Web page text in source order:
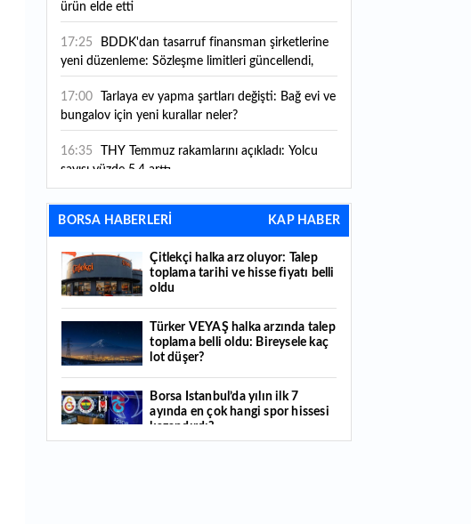
ürün elde etti
17:25
yeni düzenleme: Sözleşme limitleri güncellendi,
yeni kurallar yürürlüğe girdi
17:00
bungalov için yeni kurallar neler?
16:35
sayısı yüzde 5,4 arttı
16:27 Piyasaların beklediği veri geldi: ABD tarım
dışı istihdam rakamları açıklandı
16:24 Çitlekçi halka arz oluyor: Talep toplama
tarihi ve hisse fiyatı belli oldu
yapmak istediğini savundu
16:04 Boğaz’ın kıtaları birleştiren ruhu Memorial
16:01 Hafta sonu hava nasıl olacak?
BORSA HABERLERİ KAP HABER
Çitlekçi halka arz oluyor: Talep
toplama tarihi ve hisse fiyatı belli
oldu
Türker VEYAŞ halka arzında talep
toplama belli oldu: Bireysele kaç
lot düşer?
Borsa İstanbul’da yılın ilk 7
ayında en çok hangi spor hissesi
kazandırdı?